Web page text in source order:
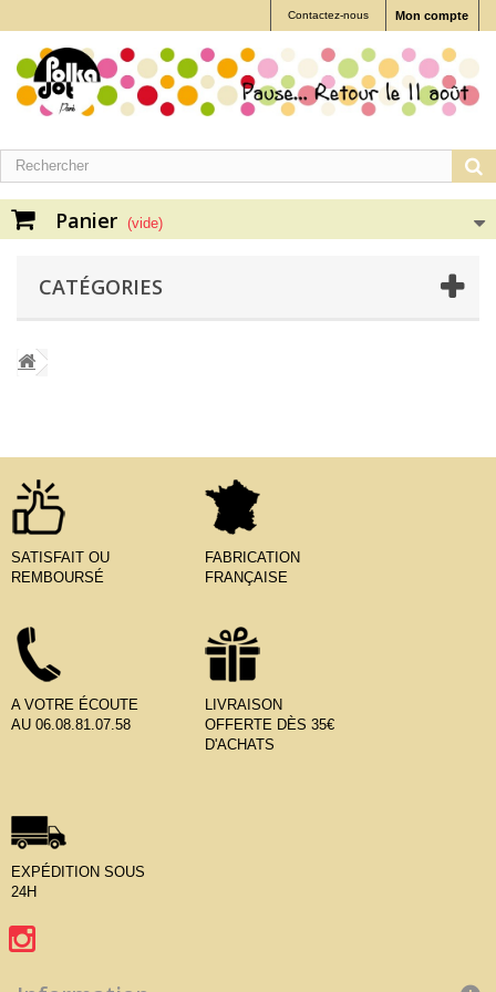
Mon compte
Contactez-nous
Panier (vide)
CATÉGORIES
SATISFAIT OU
REMBOURSÉ
FABRICATION
FRANÇAISE
A VOTRE ÉCOUTE
AU 06.08.81.07.58
LIVRAISON
OFFERTE DÈS 35€
D'ACHATS
EXPÉDITION SOUS
24H